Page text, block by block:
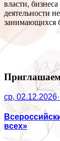
власти,
деятельности
занимающихся
ср, 02.12.2026·
всех»